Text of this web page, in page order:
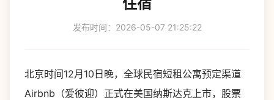
发布时间：2026-05-07 21:25:22
北京时间12月10日晚，全球民宿短租公寓预定渠道
Airbnb（爱彼迎）正式在美国纳斯达克上市，股票